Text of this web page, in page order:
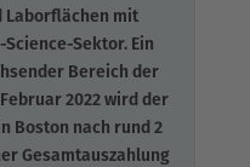
Laborflächen mit
Sektor. Ein
Bereich der
2022 wird der
Boston nach rund 2
Gesamtauszahlung